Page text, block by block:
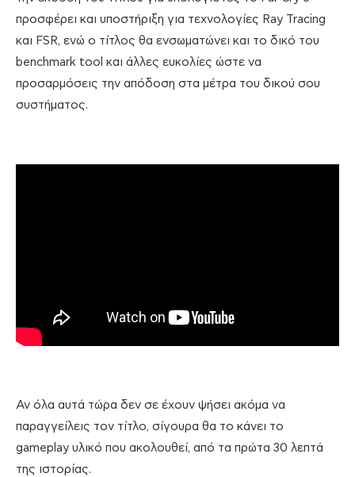
προσφέρει και υποστήριξη για τεχνολογίες Ray Tracing
και FSR, ενώ ο τίτλος θα ενσωματώνει και το δικό του
benchmark tool και άλλες ευκολίες ώστε να
προσαρμόσεις την απόδοση στα μέτρα του δικού σου
συστήματος.
Αν όλα αυτά τώρα δεν σε έχουν ψήσει ακόμα να
παραγγείλεις τον τίτλο, σίγουρα θα το κάνει το
gameplay υλικό που ακολουθεί, από τα πρώτα 30 λεπτά
της ιστορίας.